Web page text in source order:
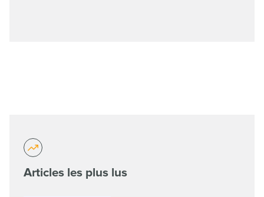
Articles les plus lus